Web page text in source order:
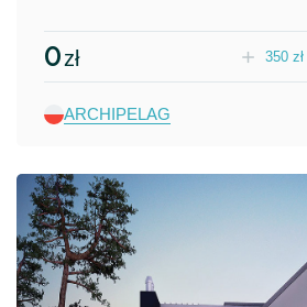
0zł 350 zł
ARCHIPELAG